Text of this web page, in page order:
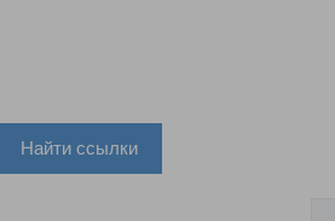
Найти ссылки